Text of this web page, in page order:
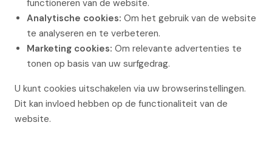
functioneren van de website.
Analytische cookies: Om het gebruik van de website
te analyseren en te verbeteren.
Marketing cookies: Om relevante advertenties te
tonen op basis van uw surfgedrag.
U kunt cookies uitschakelen via uw browserinstellingen.
Dit kan invloed hebben op de functionaliteit van de
website.